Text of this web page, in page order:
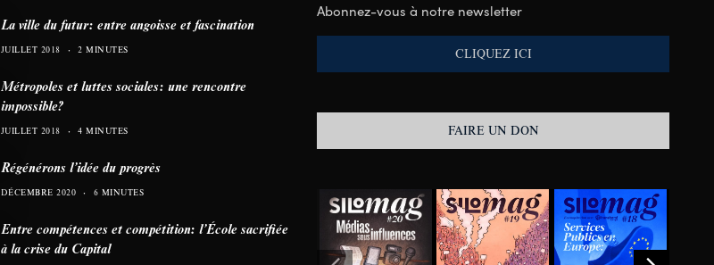
La ville du futur: entre angoisse et fascination
JUILLET 2018 2 MINUTES
Métropoles et luttes sociales: une rencontre
impossible?
JUILLET 2018 4 MINUTES
Régénérons l’idée du progrès
DÉCEMBRE 2020 6 MINUTES
Entre compétences et compétition: l’École sacrifiée
à la crise du Capital
Abonnez-vous à notre newsletter
CLIQUEZ ICI
FAIRE UN DON